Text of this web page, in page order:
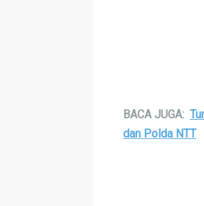
BACA JUGA:
dan Polda NTT